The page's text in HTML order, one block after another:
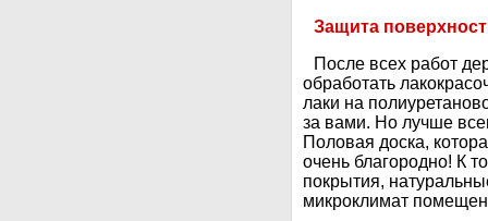
Защита
После всех работ
обработать
лаки на
за вами. Но лучше
Половая доска,
очень благородно! К
покрытия,
микроклимат